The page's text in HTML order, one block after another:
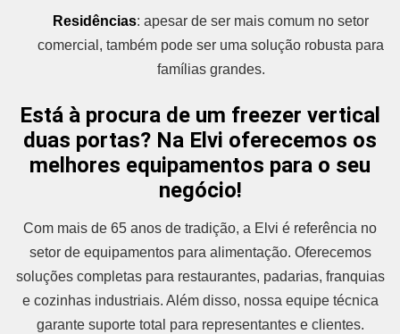
Residências: apesar de ser mais comum no setor
comercial, também pode ser uma solução robusta para
famílias grandes.
Está à procura de um freezer vertical
duas portas? Na Elvi oferecemos os
melhores equipamentos para o seu
negócio!
Com mais de 65 anos de tradição, a Elvi é referência no
setor de equipamentos para alimentação. Oferecemos
soluções completas para restaurantes, padarias, franquias
e cozinhas industriais. Além disso, nossa equipe técnica
garante suporte total para representantes e clientes.